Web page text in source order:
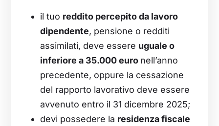
il tuo reddito percepito da lavoro
dipendente, pensione o redditi
assimilati, deve essere uguale o
inferiore a 35.000 euro nell’anno
precedente, oppure la cessazione
del rapporto lavorativo deve essere
avvenuto entro il 31 dicembre 2025;
devi possedere la residenza fiscale